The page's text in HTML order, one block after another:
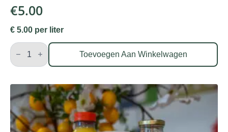
€5.00
€ 5.00 per liter
Appelsientje
aantal
Toevoegen Aan Winkelwagen